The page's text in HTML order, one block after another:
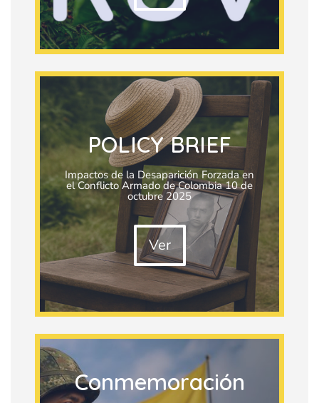
POLICY BRIEF
Impactos de la Desaparición Forzada en
el Conflicto Armado de Colombia 10 de
octubre 2025
Ver
Conmemoración